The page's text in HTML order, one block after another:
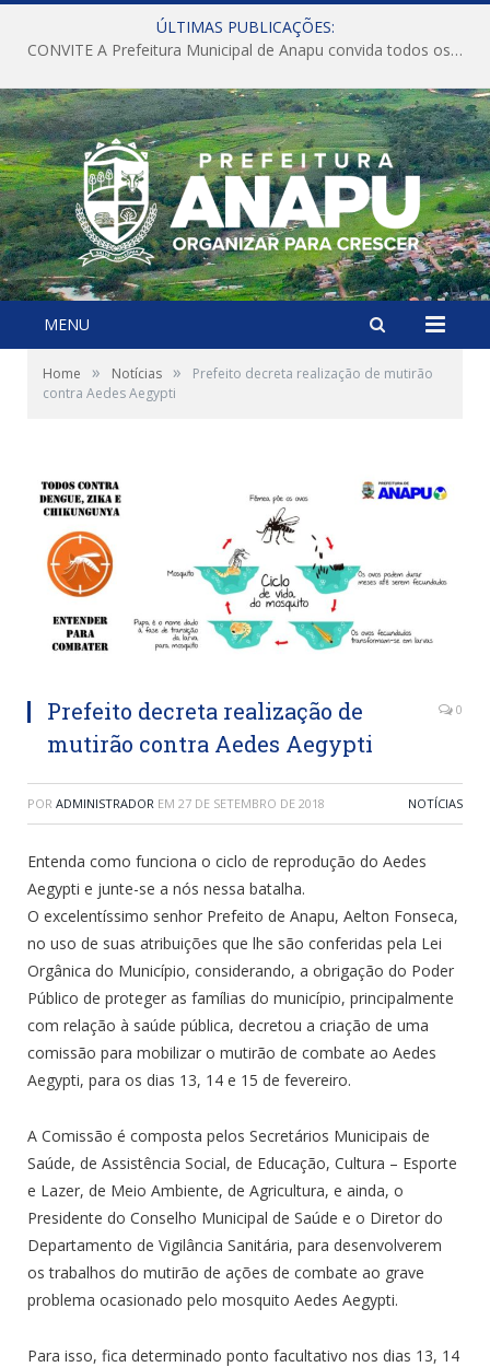
ÚLTIMAS PUBLICAÇÕES:
CONVITE A Prefeitura Municipal de Anapu convida todos os servidores públicos municipais para participarem da Audiência Pública de discussão da Lei de Diretrizes Orçamentárias (LDO), importante instrumento de planejamento das ações e investimentos da Administração Pública para o próximo exercício financeiro.
MENU
Home » Notícias »
Prefeito decreta realização de mutirão
contra Aedes Aegypti
Prefeito decreta realização de
mutirão contra Aedes Aegypti
0
POR ADMINISTRADOR EM 27 DE SETEMBRO DE 2018 NOTÍCIAS
Entenda como funciona o ciclo de reprodução do Aedes
Aegypti e junte-se a nós nessa batalha.
O excelentíssimo senhor Prefeito de Anapu, Aelton Fonseca,
no uso de suas atribuições que lhe são conferidas pela Lei
Orgânica do Município, considerando, a obrigação do Poder
Público de proteger as famílias do município, principalmente
com relação à saúde pública, decretou a criação de uma
comissão para mobilizar o mutirão de combate ao Aedes
Aegypti, para os dias 13, 14 e 15 de fevereiro.
A Comissão é composta pelos Secretários Municipais de
Saúde, de Assistência Social, de Educação, Cultura – Esporte
e Lazer, de Meio Ambiente, de Agricultura, e ainda, o
Presidente do Conselho Municipal de Saúde e o Diretor do
Departamento de Vigilância Sanitária, para desenvolverem
os trabalhos do mutirão de ações de combate ao grave
problema ocasionado pelo mosquito Aedes Aegypti.
Para isso, fica determinado ponto facultativo nos dias 13, 14